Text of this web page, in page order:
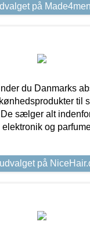
på
du Danmarks
til
sælger alt
og
på